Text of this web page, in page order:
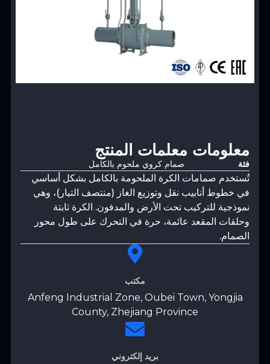
معلومات معلمات المنتج
فئة صمام كروي ملحوم بالكامل
تُستخدم صمامات الكرة الملحومة بالكامل بشكل أساسي
في خطوط أنابيب نقل وتوزيع الغاز (منتصف التيار)، وهي
نموذجية للتركيب تحت الأرض والمدفون. الكرة ثابتة
وحلقات المقعد عائمة، حرة في التحرك على طول محور
الصمام.
مكتب
Anfeng Industrial Zone, Oubei Town, Yongjia
County, Zhejiang Province
بريد إلكتروني